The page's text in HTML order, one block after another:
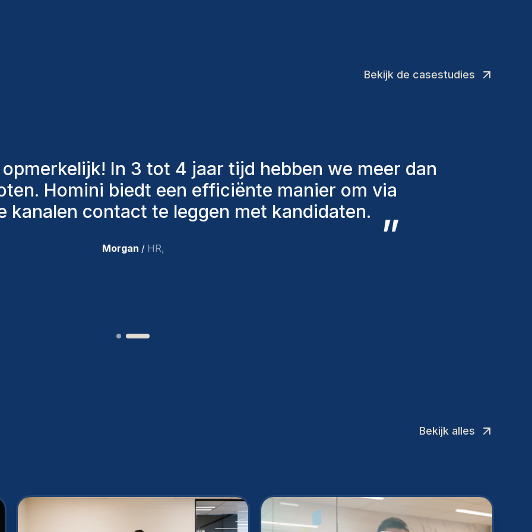
Bekijk de casestudies
Homini hebben altijd verschillende factoren in
om ons de juiste kandidaten aan te bieden. De
aangenomen, zijn nog steeds bij ons en
tevreden met de recente toevoegingen aan ons
team.
Bekijk alles